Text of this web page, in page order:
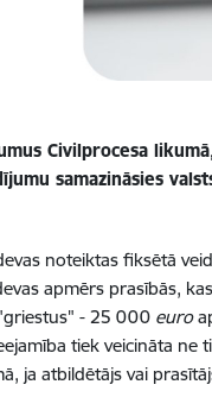
Civilprocesa
samazināsies
noteiktas fiksētā
apmērs prasībās,
- 25 000 euro
tiek veicināta ne
ja atbildētājs vai